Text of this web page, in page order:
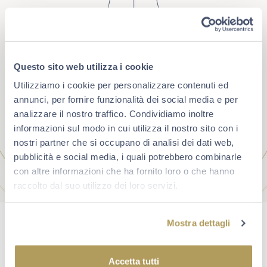
Questo sito web utilizza i cookie
Utilizziamo i cookie per personalizzare contenuti ed
annunci, per fornire funzionalità dei social media e per
analizzare il nostro traffico. Condividiamo inoltre
informazioni sul modo in cui utilizza il nostro sito con i
nostri partner che si occupano di analisi dei dati web,
pubblicità e social media, i quali potrebbero combinarle
con altre informazioni che ha fornito loro o che hanno
raccolto dal suo utilizzo dei loro servizi.
Mostra dettagli
Accetta tutti